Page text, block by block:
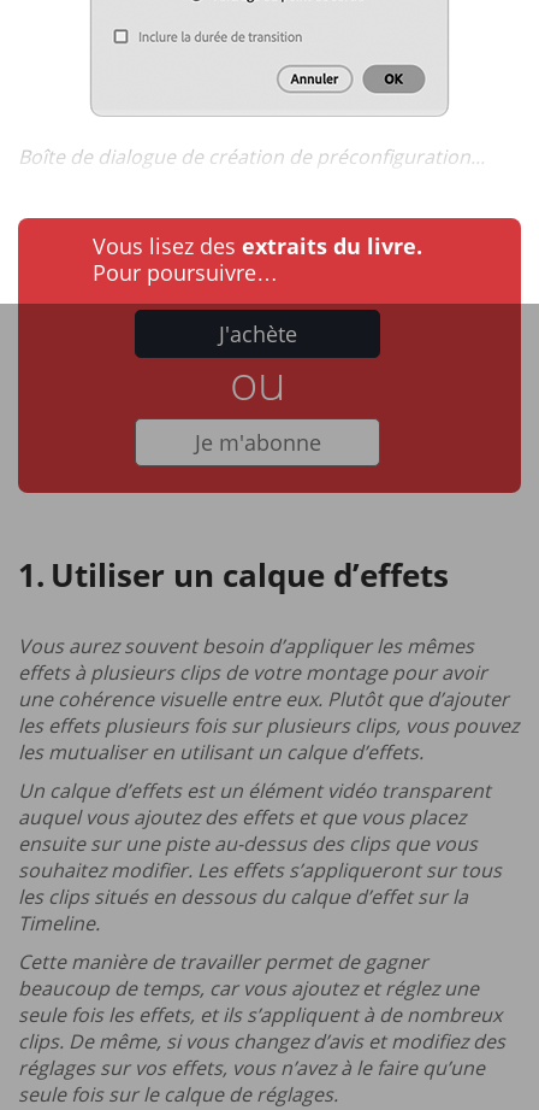
Boîte de dialogue de création de préconfiguration...
Vous lisez des extraits du livre.
Pour poursuivre…
J'achète
ou
Je m'abonne
Utiliser un calque d’effets
Vous aurez souvent besoin d’appliquer les mêmes
effets à plusieurs clips de votre montage pour avoir
une cohérence visuelle entre eux. Plutôt que d’ajouter
les effets plusieurs fois sur plusieurs clips, vous pouvez
les mutualiser en utilisant un calque d’effets.
Un calque d’effets est un élément vidéo transparent
auquel vous ajoutez des effets et que vous placez
ensuite sur une piste au-dessus des clips que vous
souhaitez modifier. Les effets s’appliqueront sur tous
les clips situés en dessous du calque d’effet sur la
Timeline.
Cette manière de travailler permet de gagner
beaucoup de temps, car vous ajoutez et réglez une
seule fois les effets, et ils s’appliquent à de nombreux
clips. De même, si vous changez d’avis et modifiez des
réglages sur vos effets, vous n’avez à le faire qu’une
seule fois sur le calque de réglages.